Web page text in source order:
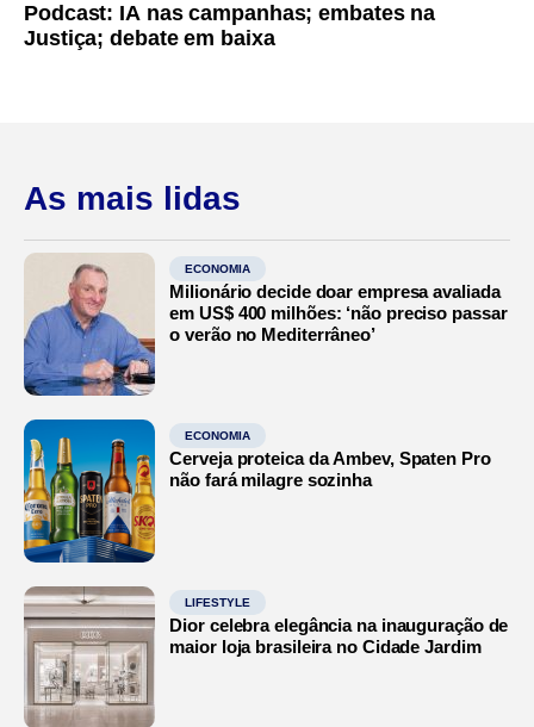
Podcast: IA nas campanhas; embates na
Justiça; debate em baixa
As mais lidas
ECONOMIA
Milionário decide doar empresa avaliada
em US$ 400 milhões: ‘não preciso passar
o verão no Mediterrâneo’
ECONOMIA
Cerveja proteica da Ambev, Spaten Pro
não fará milagre sozinha
LIFESTYLE
Dior celebra elegância na inauguração de
maior loja brasileira no Cidade Jardim